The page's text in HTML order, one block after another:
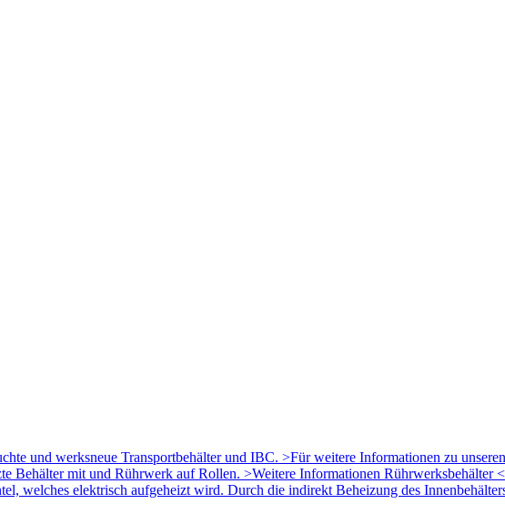
und werksneue Transportbehälter und IBC. >Für weitere Informationen zu
Behälter mit und Rührwerk auf Rollen. >Weitere Informationen Rührwerksbehälter
welches elektrisch aufgeheizt wird. Durch die indirekt Beheizung des